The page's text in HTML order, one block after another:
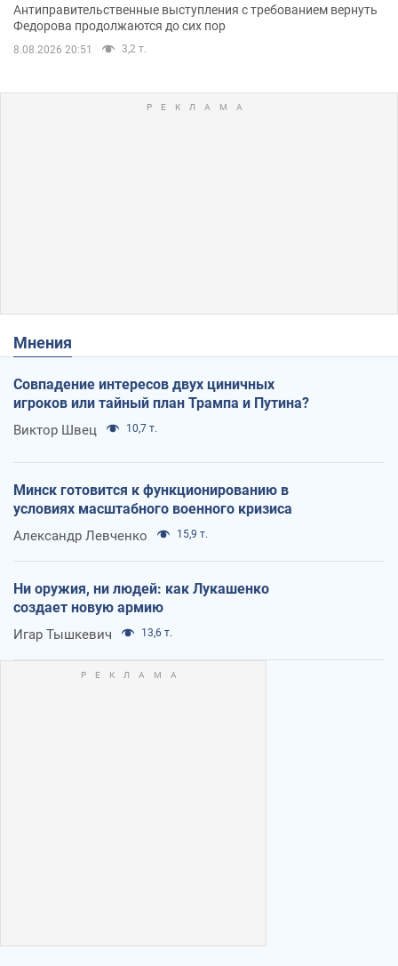
Антиправительственные выступления с требованием вернуть
Федорова продолжаются до сих пор
8.08.2026 20:51 3,2 т.
Мнения
Совпадение интересов двух циничных
игроков или тайный план Трампа и Путина?
Виктор Швец 10,7 т.
Минск готовится к функционированию в
условиях масштабного военного кризиса
Александр Левченко 15,9 т.
Ни оружия, ни людей: как Лукашенко
создает новую армию
Игар Тышкевич 13,6 т.